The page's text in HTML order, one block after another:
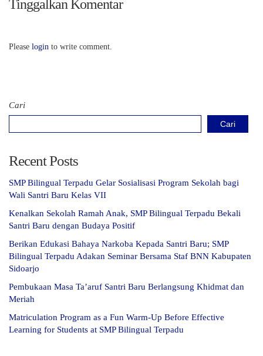
Tinggalkan Komentar
Please login to write comment.
Cari
Cari
Recent Posts
SMP Bilingual Terpadu Gelar Sosialisasi Program Sekolah bagi
Wali Santri Baru Kelas VII
Kenalkan Sekolah Ramah Anak, SMP Bilingual Terpadu Bekali
Santri Baru dengan Budaya Positif
Berikan Edukasi Bahaya Narkoba Kepada Santri Baru; SMP
Bilingual Terpadu Adakan Seminar Bersama Staf BNN Kabupaten
Sidoarjo
Pembukaan Masa Ta’aruf Santri Baru Berlangsung Khidmat dan
Meriah
Matriculation Program as a Fun Warm-Up Before Effective
Learning for Students at SMP Bilingual Terpadu